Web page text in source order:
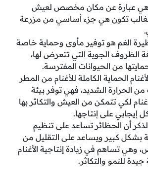
هي عبارة عن مكان مخصص لعيش
الغالب تكون هي جزء أساسي من مزرعة
الغم هو توفير مأوى وحماية خاصة
الظروف الجوية التي تتعرض لها،
من الحيوانات المفترسة.
الحماية الكاملة للأغنام من المطر
من الحرارة الشديد، فهي توفر بيئة
لكي تتمكن من العيش والتكاثر بها
إيجابي على إنتاجها.
أن الحظائر تساعد على تنظيم
بشكل كبير ويساعد على التقليل من
وهي تساهم في زيادة إنتاجية الأغنام
جيدة للنمو والتكاثر.